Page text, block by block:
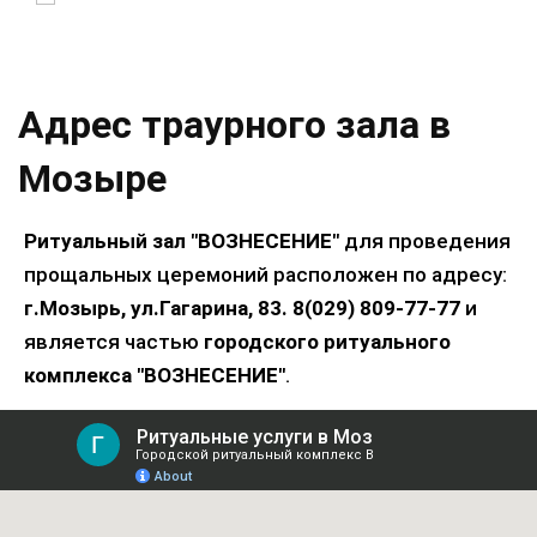
Адрес траурного зала в
Мозыре
Ритуальный зал "ВОЗНЕСЕНИЕ" для проведения
прощальных церемоний расположен по адресу:
г.Мозырь, ул.Гагарина, 83. 8(029) 809-77-77 и
является частью городского ритуального
комплекса "ВОЗНЕСЕНИЕ".